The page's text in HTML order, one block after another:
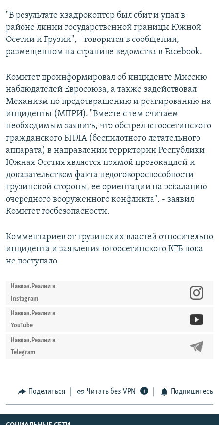
"В результате квадрокоптер был сбит и упал в
районе линии государственной границы Южной
Осетии и Грузии", - говорится в сообщении,
размещенном на странице ведомства в Facebook.
Комитет проинформировал об инциденте Миссию
наблюдателей Евросоюза, а также задействовал
Механизм по предотвращению и реагированию на
инциденты (МПРИ). "Вместе с тем считаем
необходимым заявить, что обстрел югоосетинского
гражданского БПЛА (беспилотного летательного
аппарата) в направлении территории Республики
Южная Осетия является прямой провокацией и
доказательством факта недоговороспособности
грузинской стороны, ее ориентации на эскалацию
очередного вооруженного конфликта", - заявил
Комитет госбезопасности.
Комментариев от грузинских властей относительно
инцидента и заявления югоосетинского КГБ пока
не поступало.
Кавказ.Реалии в
Instagram
Кавказ.Реалии в
YouTube
Кавказ.Реалии в
Telegram
Поделиться Читать без VPN Подпишитесь